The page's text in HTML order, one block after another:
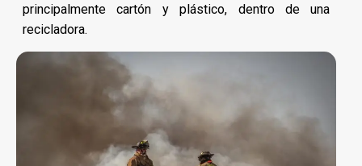
principalmente cartón y plástico, dentro de una
recicladora.